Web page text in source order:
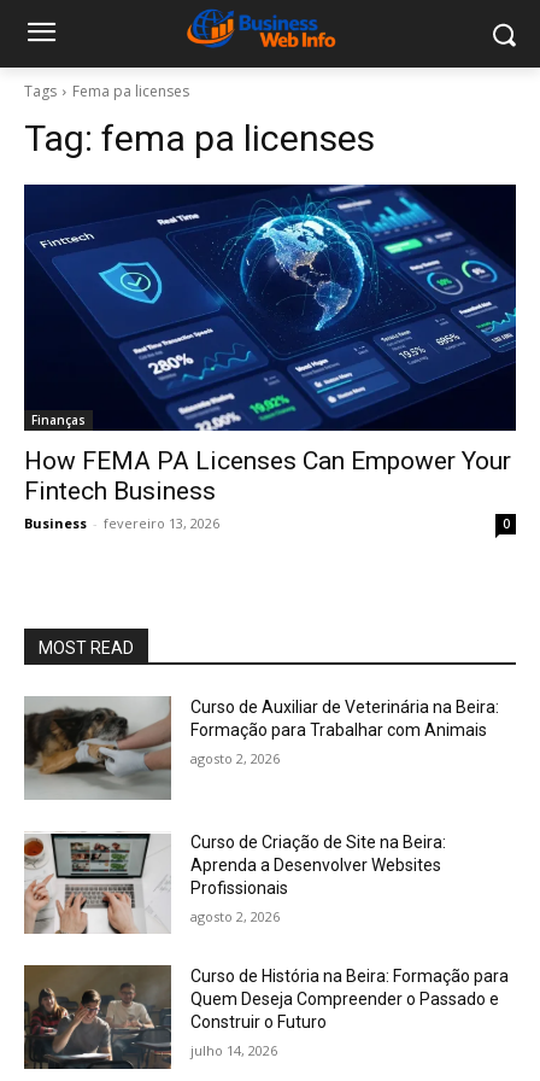
Tags Fema pa licenses
Tag: fema pa licenses
Finanças
How FEMA PA Licenses Can Empower Your
Fintech Business
Business - fevereiro 13, 2026 0
MOST READ
Curso de Auxiliar de Veterinária na Beira:
Formação para Trabalhar com Animais
agosto 2, 2026
Curso de Criação de Site na Beira:
Aprenda a Desenvolver Websites
Profissionais
agosto 2, 2026
Curso de História na Beira: Formação para
Quem Deseja Compreender o Passado e
Construir o Futuro
julho 14, 2026